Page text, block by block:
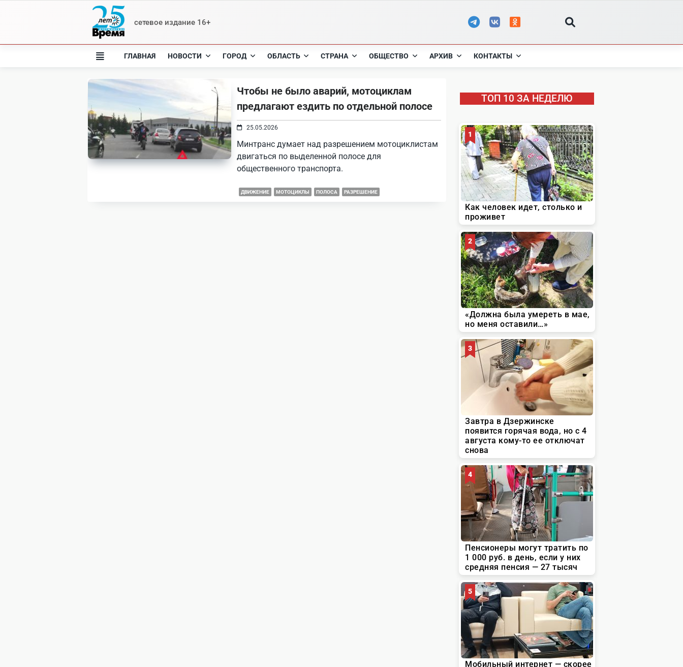
сетевое издание 16+
ГЛАВНАЯ НОВОСТИ ГОРОД ОБЛАСТЬ СТРАНА ОБЩЕСТВО АРХИВ КОНТАКТЫ
Чтобы не было аварий, мотоциклам
предлагают ездить по отдельной полосе
25.05.2026
Минтранс думает над разрешением мотоциклистам
двигаться по выделенной полосе для
общественного транспорта.
ДВИЖЕНИЕ МОТОЦИКЛЫ ПОЛОСА РАЗРЕШЕНИЕ
ТОП 10 ЗА НЕДЕЛЮ